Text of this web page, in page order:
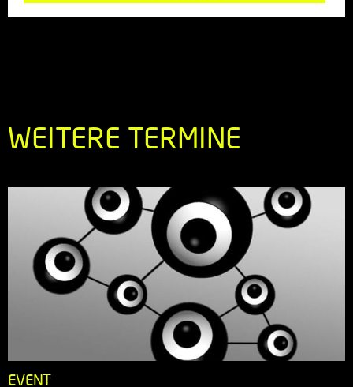
WEITERE TERMINE
EVENT